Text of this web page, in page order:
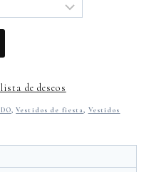
de deseos
,Vestidos de fiesta, Vestidos